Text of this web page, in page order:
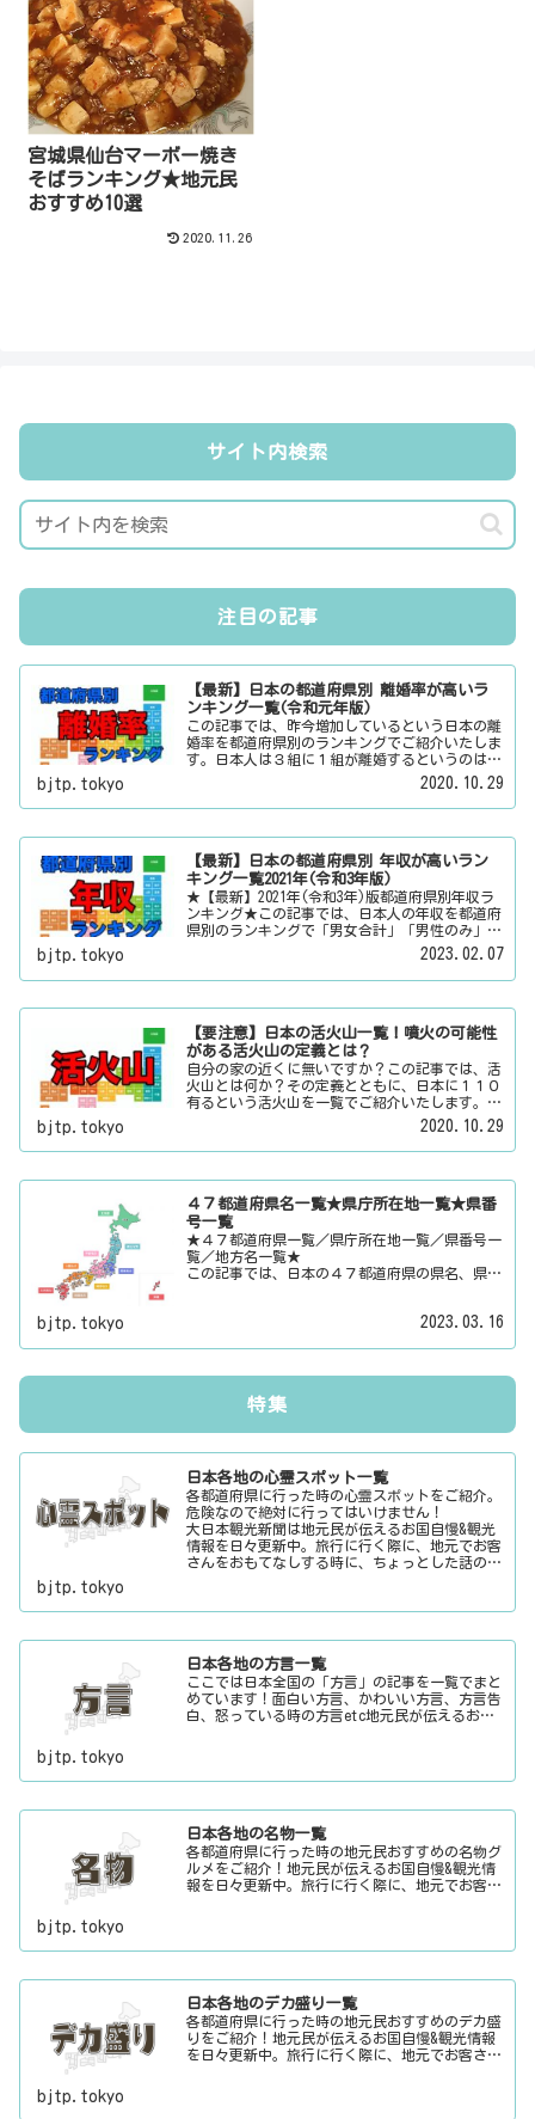
宮城県仙台マーボー焼き
そばランキング★地元民
おすすめ10選
2020.11.26
サイト内検索
注目の記事
【最新】日本の都道府県別 離婚率が高いラ
ンキング一覧(令和元年版)
この記事では、昨今増加しているという日本の離
婚率を都道府県別のランキングでご紹介いたしま
す。日本人は３組に１組が離婚するというのは本
当なのかその真偽は？その他にも、大日本観光新
聞では、方言・お土産・名物・観光スポット・デ
ートスポット・パワースポット・心霊スポットな
しています。
bjtp.tokyo 2020.10.29
【最新】日本の都道府県別 年収が高いラン
キング一覧2021年(令和3年版)
★【最新】2021年(令和3年)版都道府県別年収ラ
ンキング★この記事では、日本人の年収を都道府
県別のランキングで「男女合計」「男性のみ」
「女性のみ」の３パターンでご紹介いたします。
また、月給と賞与（ボーナス）、平均年齢と平均
の勤続年数についても表示しています。
bjtp.tokyo 2023.02.07
【要注意】日本の活火山一覧！噴火の可能性
がある活火山の定義とは？
自分の家の近くに無いですか？この記事では、活
火山とは何か？その定義とともに、日本に１１０
有るという活火山を一覧でご紹介いたします。そ
の他にも、大日本観光新聞では、方言・お土産・
名物・観光スポット・デートスポット・パワース
ポット・心霊スポットなどの各都道府県の観光情
bjtp.tokyo 2020.10.29
４７都道府県名一覧★県庁所在地一覧★県番
号一覧
★４７都道府県一覧／県庁所在地一覧／県番号一
覧／地方名一覧★
この記事では、日本の４７都道府県の県名、県庁
のリンク先にはその地域に関する記事をご用意し
bjtp.tokyo 2023.03.16
特集
日本各地の心霊スポット一覧
各都道府県に行った時の心霊スポットをご紹介。
危険なので絶対に行ってはいけません！
大日本観光新聞は地元民が伝えるお国自慢&観光
情報を日々更新中。旅行に行く際に、地元でお客
さんをおもてなしする時に、ちょっとした話のネ
bjtp.tokyo
日本各地の方言一覧
ここでは日本全国の「方言」の記事を一覧でまと
めています！面白い方言、かわいい方言、方言告
白、怒っている時の方言etc地元民が伝えるお国
bjtp.tokyo
日本各地の名物一覧
各都道府県に行った時の地元民おすすめの名物グ
ルメをご紹介！地元民が伝えるお国自慢&観光情
報を日々更新中。旅行に行く際に、地元でお客さ
bjtp.tokyo
日本各地のデカ盛り一覧
各都道府県に行った時の地元民おすすめのデカ盛
りをご紹介！地元民が伝えるお国自慢&観光情報
を日々更新中。旅行に行く際に、地元でお客さん
bjtp.tokyo